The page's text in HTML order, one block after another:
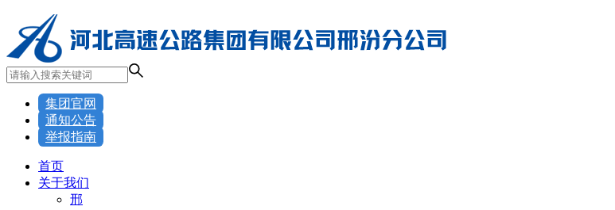
集团官网
通知公告
举报指南
首页
关于我们
邢